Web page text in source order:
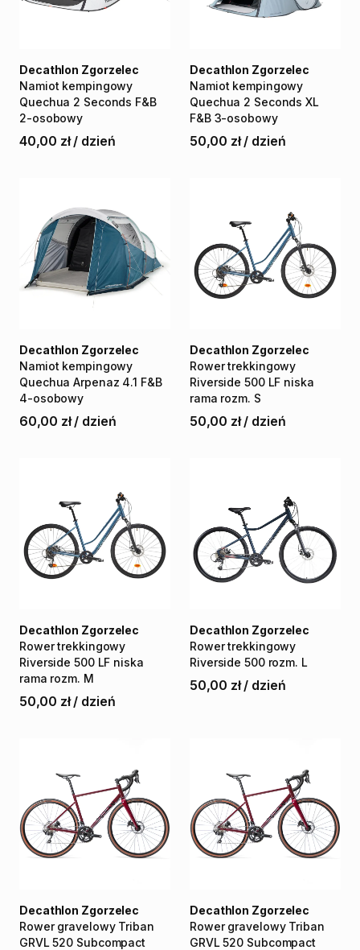
Namiot kempingowy
Quechua 2 Seconds F&B
2-osobowy
Decathlon Zgorzelec
40,00 zł / dzień
Namiot kempingowy
Quechua 2 Seconds XL
F&B 3-osobowy
Decathlon Zgorzelec
50,00 zł / dzień
Namiot kempingowy
Quechua Arpenaz 4.1 F&B
4-osobowy
Decathlon Zgorzelec
60,00 zł / dzień
Rower trekkingowy
Riverside 500 LF niska
rama rozm. S
Decathlon Zgorzelec
50,00 zł / dzień
Rower trekkingowy
Riverside 500 LF niska
rama rozm. M
Decathlon Zgorzelec
50,00 zł / dzień
Rower trekkingowy
Riverside 500 rozm. L
Decathlon Zgorzelec
50,00 zł / dzień
Rower gravelowy Triban
GRVL 520 Subcompact
Decathlon Zgorzelec
Rower gravelowy Triban
GRVL 520 Subcompact
Decathlon Zgorzelec